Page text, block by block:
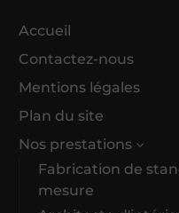
Accueil
Contactez-nous
Mentions légales
Plan du site
Nos prestations
Fabrication de
mesure